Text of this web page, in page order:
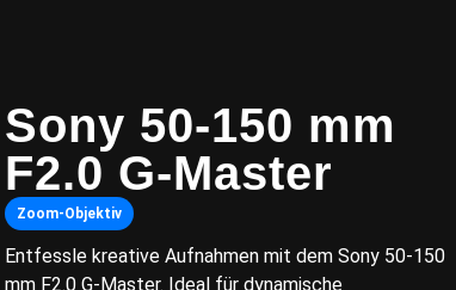
Sony 50-150 mm
F2.0 G-Master
Zoom-Objektiv
Entfessle kreative Aufnahmen mit dem Sony 50-150
mm F2.0 G-Master. Ideal für dynamische